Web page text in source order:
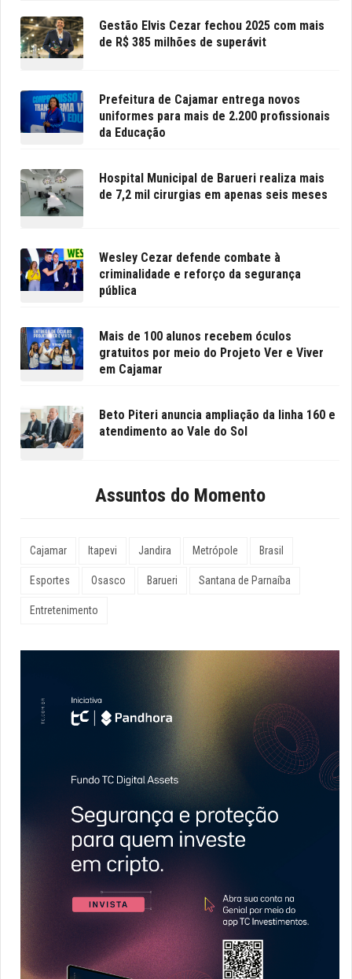
Gestão Elvis Cezar fechou 2025 com mais
de R$ 385 milhões de superávit
Prefeitura de Cajamar entrega novos
uniformes para mais de 2.200 profissionais
da Educação
Hospital Municipal de Barueri realiza mais
de 7,2 mil cirurgias em apenas seis meses
Wesley Cezar defende combate à
criminalidade e reforço da segurança
pública
Mais de 100 alunos recebem óculos
gratuitos por meio do Projeto Ver e Viver
em Cajamar
Beto Piteri anuncia ampliação da linha 160 e
atendimento ao Vale do Sol
Assuntos do Momento
Cajamar Itapevi Jandira Metrópole Brasil
Esportes Osasco Barueri Santana de Parnaíba
Entretenimento